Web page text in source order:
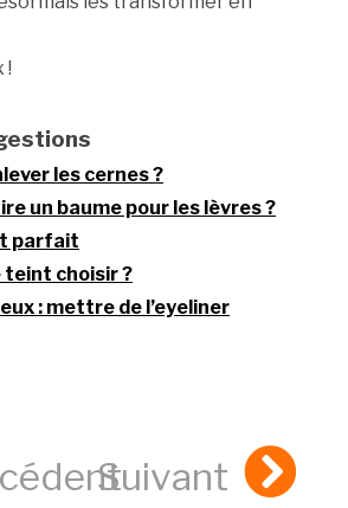
!
les cernes ?
un baume pour les lèvres ?
parfait
teint choisir ?
: mettre de l’eyeliner
Suivant